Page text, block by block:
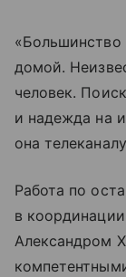
«Большинство
домой.
человек.
и надежда на
она
Работа по
в
Александром